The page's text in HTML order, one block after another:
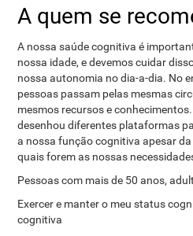
A quem se
A nossa saúde cognitiva é
nossa idade, e devemos cuidar
nossa autonomia no dia-a-dia. No
pessoas passam pelas mesmas
mesmos recursos e
desenhou diferentes plataformas
a nossa função cognitiva apesar
quais forem as nossas
Pessoas com mais de 50 anos,
Exercer e manter o meu status
cognitiva